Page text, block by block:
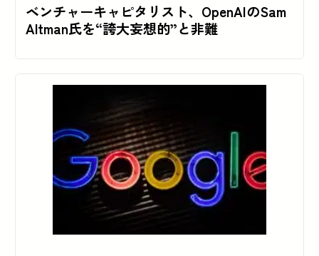
ベンチャーキャピタリスト、OpenAIのSam
Altman氏を“誇大妄想的”と非難